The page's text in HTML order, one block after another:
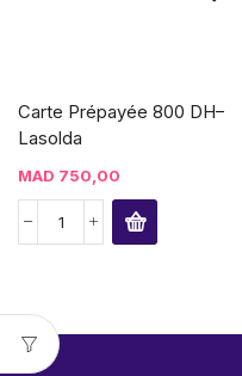
Carte Prépayée 800 DH–
Lasolda
MAD 750,00